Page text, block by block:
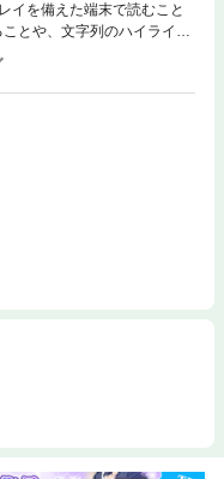
イを備えた端末で読むこと
とや、文字列のハイライ
できません。嬉遊曲=自由
愛してやまない4人が知ら
ンをテーマにした作品の
る逸品。